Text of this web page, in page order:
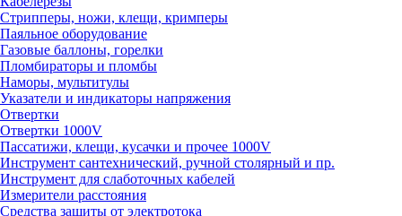
Стрипперы, ножи, клещи, кримперы
Паяльное оборудование
Газовые баллоны, горелки
Пломбираторы и пломбы
Наморы, мультитулы
Указатели и индикаторы напряжения
Отвертки
Отвертки 1000V
Пассатижи, клещи, кусачки и прочее 1000V
Инструмент сантехнический, ручной столярный и пр.
Инструмент для слаботочных кабелей
Измерители расстояния
Средства защиты от электротока